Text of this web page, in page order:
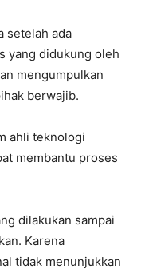
setelah ada
yang didukung oleh
mengumpulkan
berwajib.
ahli teknologi
membantu proses
dilakukan sampai
Karena
tidak menunjukkan